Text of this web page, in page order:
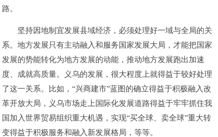
路。
坚持因地制宜发展县域经济，必须处理好一域与全局的关
系。地方发展只有主动融入和服务国家发展大局，才能把国家
发展的势能转化为地方发展的动能，推动地方发展跑出加速
度、成就高质量。义乌的发展，很大程度上就得益于较好处理
了这一关系。比如，“兴商建市”蓝图的确立得益于积极融入改
革开放大局，义乌市场走上国际化发展道路得益于牢牢抓住我
国加入世界贸易组织重大机遇，实现“买全球、卖全球”重大转
变得益于积极服务和融入新发展格局，等等。